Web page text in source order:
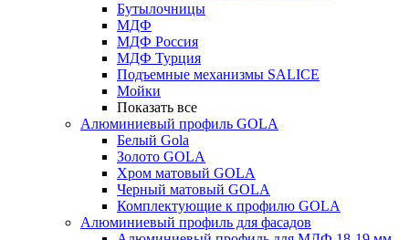
Бутылочницы
МДФ
МДФ Россия
МДФ Турция
Подъемные механизмы SALICE
Мойки
Показать все
Алюминиевый профиль GOLA
Белый Gola
Золото GOLA
Хром матовый GOLA
Черный матовый GOLA
Комплектующие к профилю GOLA
Алюминиевый профиль для фасадов